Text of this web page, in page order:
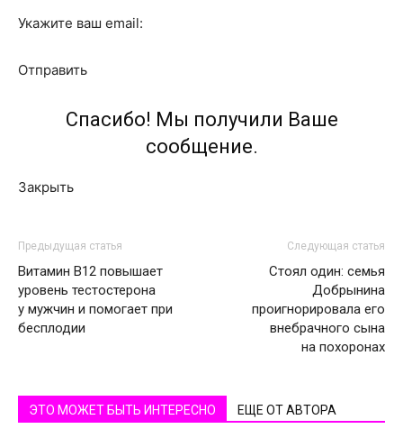
Укажите ваш email:
Отправить
Спасибо! Мы получили Ваше
сообщение.
Закрыть
Предыдущая статья
Витамин В12 повышает
уровень тестостерона
у мужчин и помогает при
бесплодии
Следующая статья
Стоял один: семья
Добрынина
проигнорировала его
внебрачного сына
на похоронах
ЭТО МОЖЕТ БЫТЬ ИНТЕРЕСНО ЕЩЕ ОТ АВТОРА